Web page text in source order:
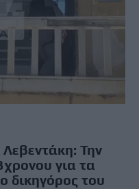
Την
για τα
δικηγόρος του